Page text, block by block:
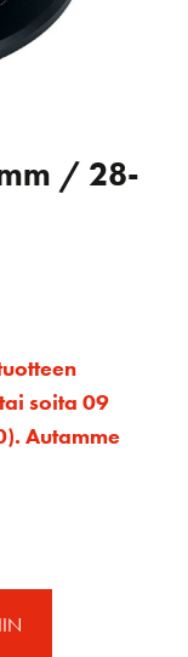
/ 28-
soita 09
Autamme